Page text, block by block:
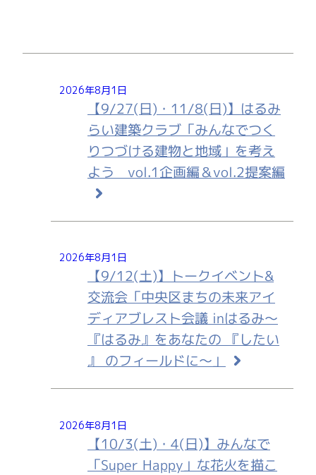
2026年8月1日
【9/27(日)・11/8(日)】はるみ
らい建築クラブ「みんなでつく
りつづける建物と地域」を考え
よう vol.1企画編＆vol.2提案編
2026年8月1日
【9/12(土)】トークイベント&
交流会「中央区まちの未来アイ
ディアブレスト会議 inはるみ～
『はるみ』をあなたの 『したい
』 のフィールドに～」
2026年8月1日
【10/3(土)・4(日)】みんなで
「Super Happy」な花火を描こ